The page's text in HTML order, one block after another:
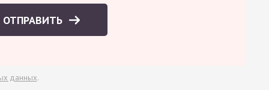
ОТПРАВИТЬ
данных.